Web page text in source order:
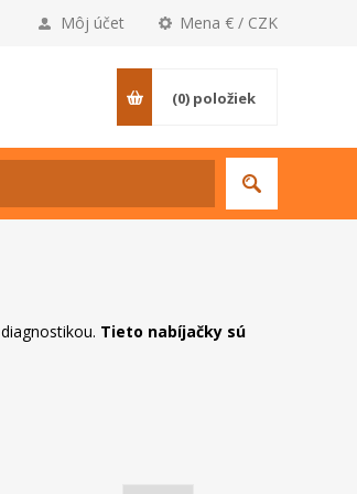
Mena € / CZK
Môj účet
(0) položiek
Tieto nabíjačky sú